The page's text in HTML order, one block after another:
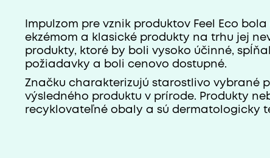
Impulzom pre vznik produktov Feel Eco
ekzémom a klasické produkty na trhu jej
produkty, ktoré by boli vysoko účinné,
požiadavky a boli cenovo dostupné.
Značku charakterizujú starostlivo vybrané
výsledného produktu v prírode. Produkty
recyklovateľné obaly a sú dermatologicky